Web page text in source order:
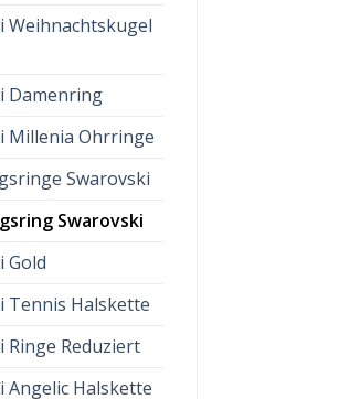
Weihnachtskugel
Damenring
Millenia Ohrringe
Swarovski
Swarovski
Gold
Tennis Halskette
Ringe Reduziert
Angelic Halskette